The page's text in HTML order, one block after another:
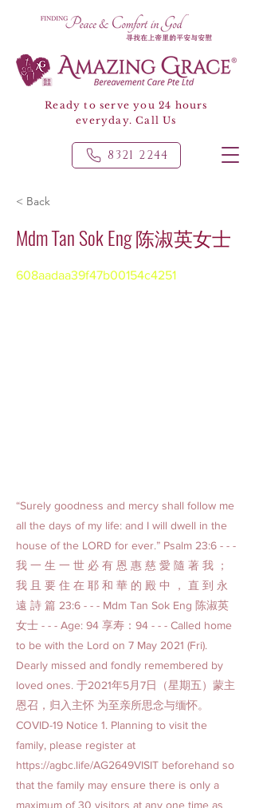
Ready to serve you 24 hours
everyday. Call Us
8321 2244
< Back
Mdm Tan Sok Eng 陈淑英女士
608aadaa39f47b00154c4251
“Surely goodness and mercy shall follow me
all the days of my life: and I will dwell in the
house of the LORD for ever.” Psalm 23:6 - - -
我 一 生 一 世 必 有 恩 惠 慈 愛 隨 著 我 ；
我 且 要 住 在 耶 和 華 的 殿 中 ， 直 到 永
遠 詩 篇 23:6 - - - Mdm Tan Sok Eng 陈淑英
女士 - - - Age: 94 享寿：94 - - - Called home
to be with the Lord on 7 May 2021 (Fri).
Dearly missed and fondly remembered by
loved ones. 于2021年5月7日（星期五）蒙主
恩召，归入主怀 为至亲所思念与缅怀。
COVID-19 Notice 1. Planning to visit the
family, please register at
https://agbc.life/AG2649VISIT beforehand so
that the family may ensure there is only a
maximum of 30 visitors at any one time as